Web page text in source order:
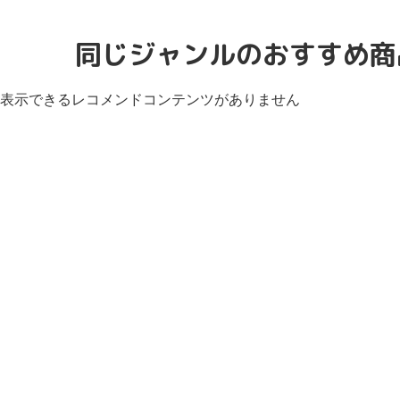
同じジャンルのおすすめ
表示できるレコメンドコンテンツがありません